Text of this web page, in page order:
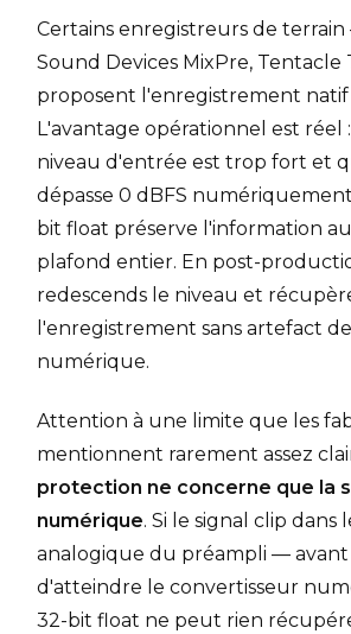
Certains enregistreurs de terrain
Sound Devices MixPre, Tentacle
proposent l'enregistrement natif
L'avantage opérationnel est réel
niveau d'entrée est trop fort et
dépasse 0 dBFS
bit float préserve l'information
plafond entier. En post-
redescends le niveau et
l'enregistrement sans artefact
numérique.
Attention à une limite que les
mentionnent rarement assez
protection ne concerne que la
numérique. Si le signal clip dans
analogique du préampli —
d'atteindre le convertisseur
32-bit float ne peut rien